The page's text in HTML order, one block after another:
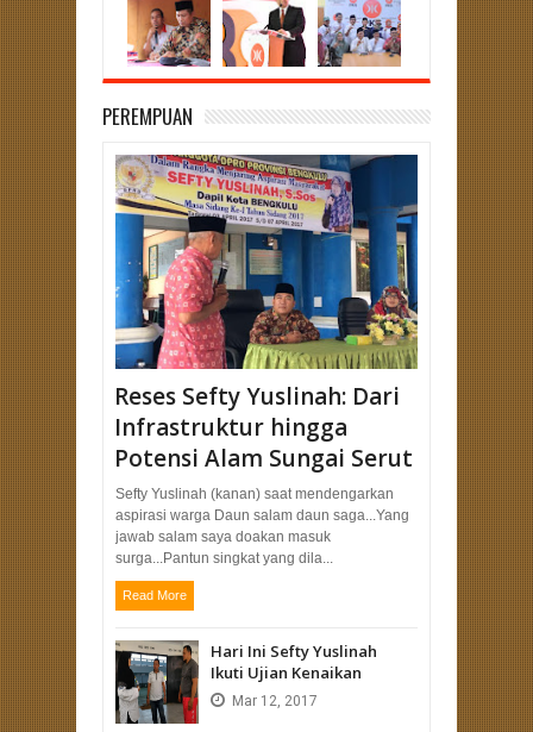
PEREMPUAN
Reses Sefty Yuslinah: Dari
Infrastruktur hingga
Potensi Alam Sungai Serut
Sefty Yuslinah (kanan) saat mendengarkan
aspirasi warga Daun salam daun saga...Yang
jawab salam saya doakan masuk
surga...Pantun singkat yang dila...
Read More
Hari Ini Sefty Yuslinah
Ikuti Ujian Kenaikan
Mar 12, 2017